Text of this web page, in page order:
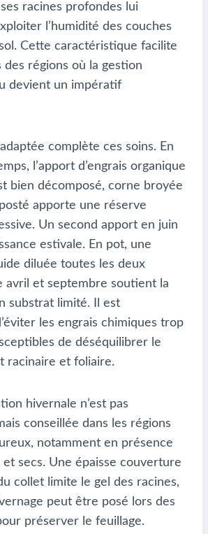
racines profondes lui
l’humidité des couches
Cette caractéristique facilite
des régions où la gestion
devient un impératif
complète ces soins. En
l’apport d’engrais organique
bien décomposé, corne broyée
apporte une réserve
Un second apport en juin
estivale. En pot, une
diluée toutes les deux
avril et septembre soutient la
substrat limité. Il est
les engrais chimiques trop
de déséquilibrer le
racinaire et foliaire.
hivernale n’est pas
conseillée dans les régions
notamment en présence
secs. Une épaisse couverture
collet limite le gel des racines,
peut être posé lors des
préserver le feuillage.